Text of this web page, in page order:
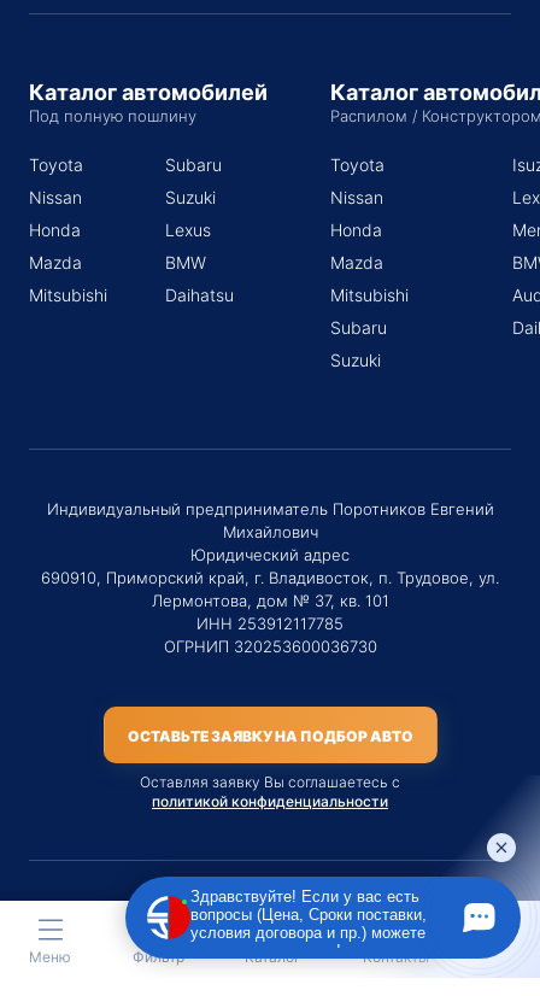
Каталог автомобилей
Под полную пошлину
Toyota
Nissan
Honda
Mazda
Mitsubishi
Subaru
Suzuki
Lexus
BMW
Daihatsu
Каталог
Распилом /
Toyota
Nissan
Honda
Mazda
Mitsubishi
Subaru
Suzuki
Индивидуальный предприниматель Поротников Евгений
Михайлович
Юридический адрес
690910, Приморский край, г. Владивосток, п. Трудовое, ул.
Лермонтова, дом № 37, кв. 101
ИНН 253912117785
ОГРНИП 320253600036730
ОСТАВЬТЕ ЗАЯВКУ НА ПОДБОР АВТО
Оставляя заявку Вы соглашаетесь с
политикой конфиденциальности
Материалы данного сайта являются публичной офертой
только на услугу сопровождения Агентом приобретения
транспортного средства Клиентом.
Меню Фильтр Каталог Контакты
Здравствуйте! Если у вас есть
вопросы (Цена, Сроки поставки,
условия договора и пр.) можете
задать их мне в чат!